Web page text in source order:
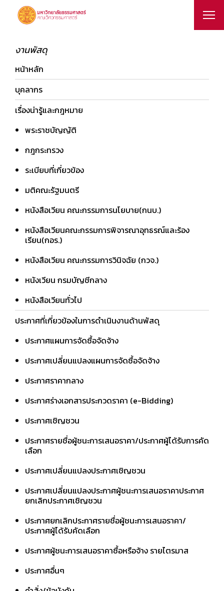
งานพัสดุ
หน้าหลัก
บุคลากร
เรื่องน่ารู้และกฎหมาย
พระราชบัญญัติ
กฎกระทรวง
ระเบียบที่เกี่ยวข้อง
มติคณะรัฐมนตรี
หนังสือเวียน คณะกรรมการนโยบาย(กนบ.)
หนังสือเวียนคณะกรรมการพิจารณาอุทธรณ์และร้อง
เรียน(กอร.)
หนังสือเวียน คณะกรรมการวินิจฉัย (กวจ.)
หนังเวียน กรมบัญชีกลาง
หนังสือเวียนทั่วไป
ประกาศที่เกี่ยวข้องในการดำเนินงานด้านพัสดุ
ประกาศแผนการจัดซื้อจัดจ้าง
ประกาศเปลี่ยนแปลงแผนการจัดซื้อจัดจ้าง
ประกาศราคากลาง
ประกาศร่างเอกสารประกวดราคา (e-Bidding)
ประกาศเชิญชวน
ประกาศรายชื่อผู้ชนะการเสนอราคา/ประกาศผู้ได้รับการคัด
เลือก
ประกาศเปลี่ยนแปลงประกาศเชิญชวน
ประกาศเปลี่ยนแปลงประกาศผู้ชนะการเสนอราคาประกาศ
ยกเลิกประกาศเชิญชวน
ประกาศยกเลิกประกาศรายชื่อผู้ชนะการเสนอราคา/
ประกาศผู้ได้รับคัดเลือก
ประกาศผู้ชนะการเสนอราคาซื้อหรือจ้าง รายไตรมาส
ประกาศอื่นๆ